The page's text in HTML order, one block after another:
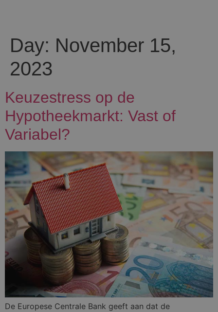
Day: November 15,
2023
Keuzestress op de
Hypotheekmarkt: Vast of
Variabel?
De Europese Centrale Bank geeft aan dat de